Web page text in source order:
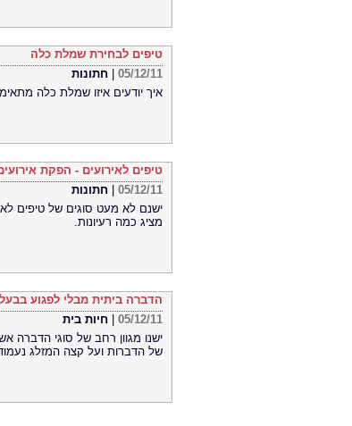
טיפים לבחירת שמלת כלה
05/12/11
חתונות
איך יודעים איזו שמלת כלה
טיפים לאירועים - הפקת
05/12/11
חתונות
ישנם לא מעט סוגים של טיפים
מציג כמה רעיונות.
הדברה ביתית מבלי לפגוע
05/12/11
חיות בית
ישנו מגוון רחב של סוגי הדברה
של הדברות ועל קצה המזלג